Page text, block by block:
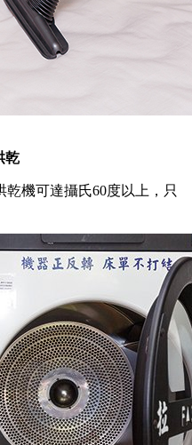
乾
機可達攝氏60度以上，只